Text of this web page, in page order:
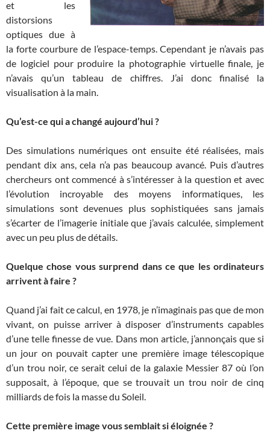
et les
distorsions
optiques due à
la forte courbure de l’espace-temps. Cependant je n’avais pas
de logiciel pour produire la photographie virtuelle finale, je
n’avais qu’un tableau de chiffres. J’ai donc finalisé la
visualisation à la main.
Qu’est-ce qui a changé aujourd’hui ?
Des simulations numériques ont ensuite été réalisées, mais
pendant dix ans, cela n’a pas beaucoup avancé. Puis d’autres
chercheurs ont commencé à s’intéresser à la question et avec
l’évolution incroyable des moyens informatiques, les
simulations sont devenues plus sophistiquées sans jamais
s’écarter de l’imagerie initiale que j’avais calculée, simplement
avec un peu plus de détails.
Quelque chose vous surprend dans ce que les ordinateurs
arrivent à faire ?
Quand j’ai fait ce calcul, en 1978, je n’imaginais pas que de mon
vivant, on puisse arriver à disposer d’instruments capables
d’une telle finesse de vue. Dans mon article, j’annonçais que si
un jour on pouvait capter une première image télescopique
d’un trou noir, ce serait celui de la galaxie Messier 87 où l’on
supposait, à l’époque, que se trouvait un trou noir de cinq
milliards de fois la masse du Soleil.
Cette première image vous semblait si éloignée ?